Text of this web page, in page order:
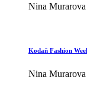
Nina Murarova
Kodaň Fashion
Nina Murarova